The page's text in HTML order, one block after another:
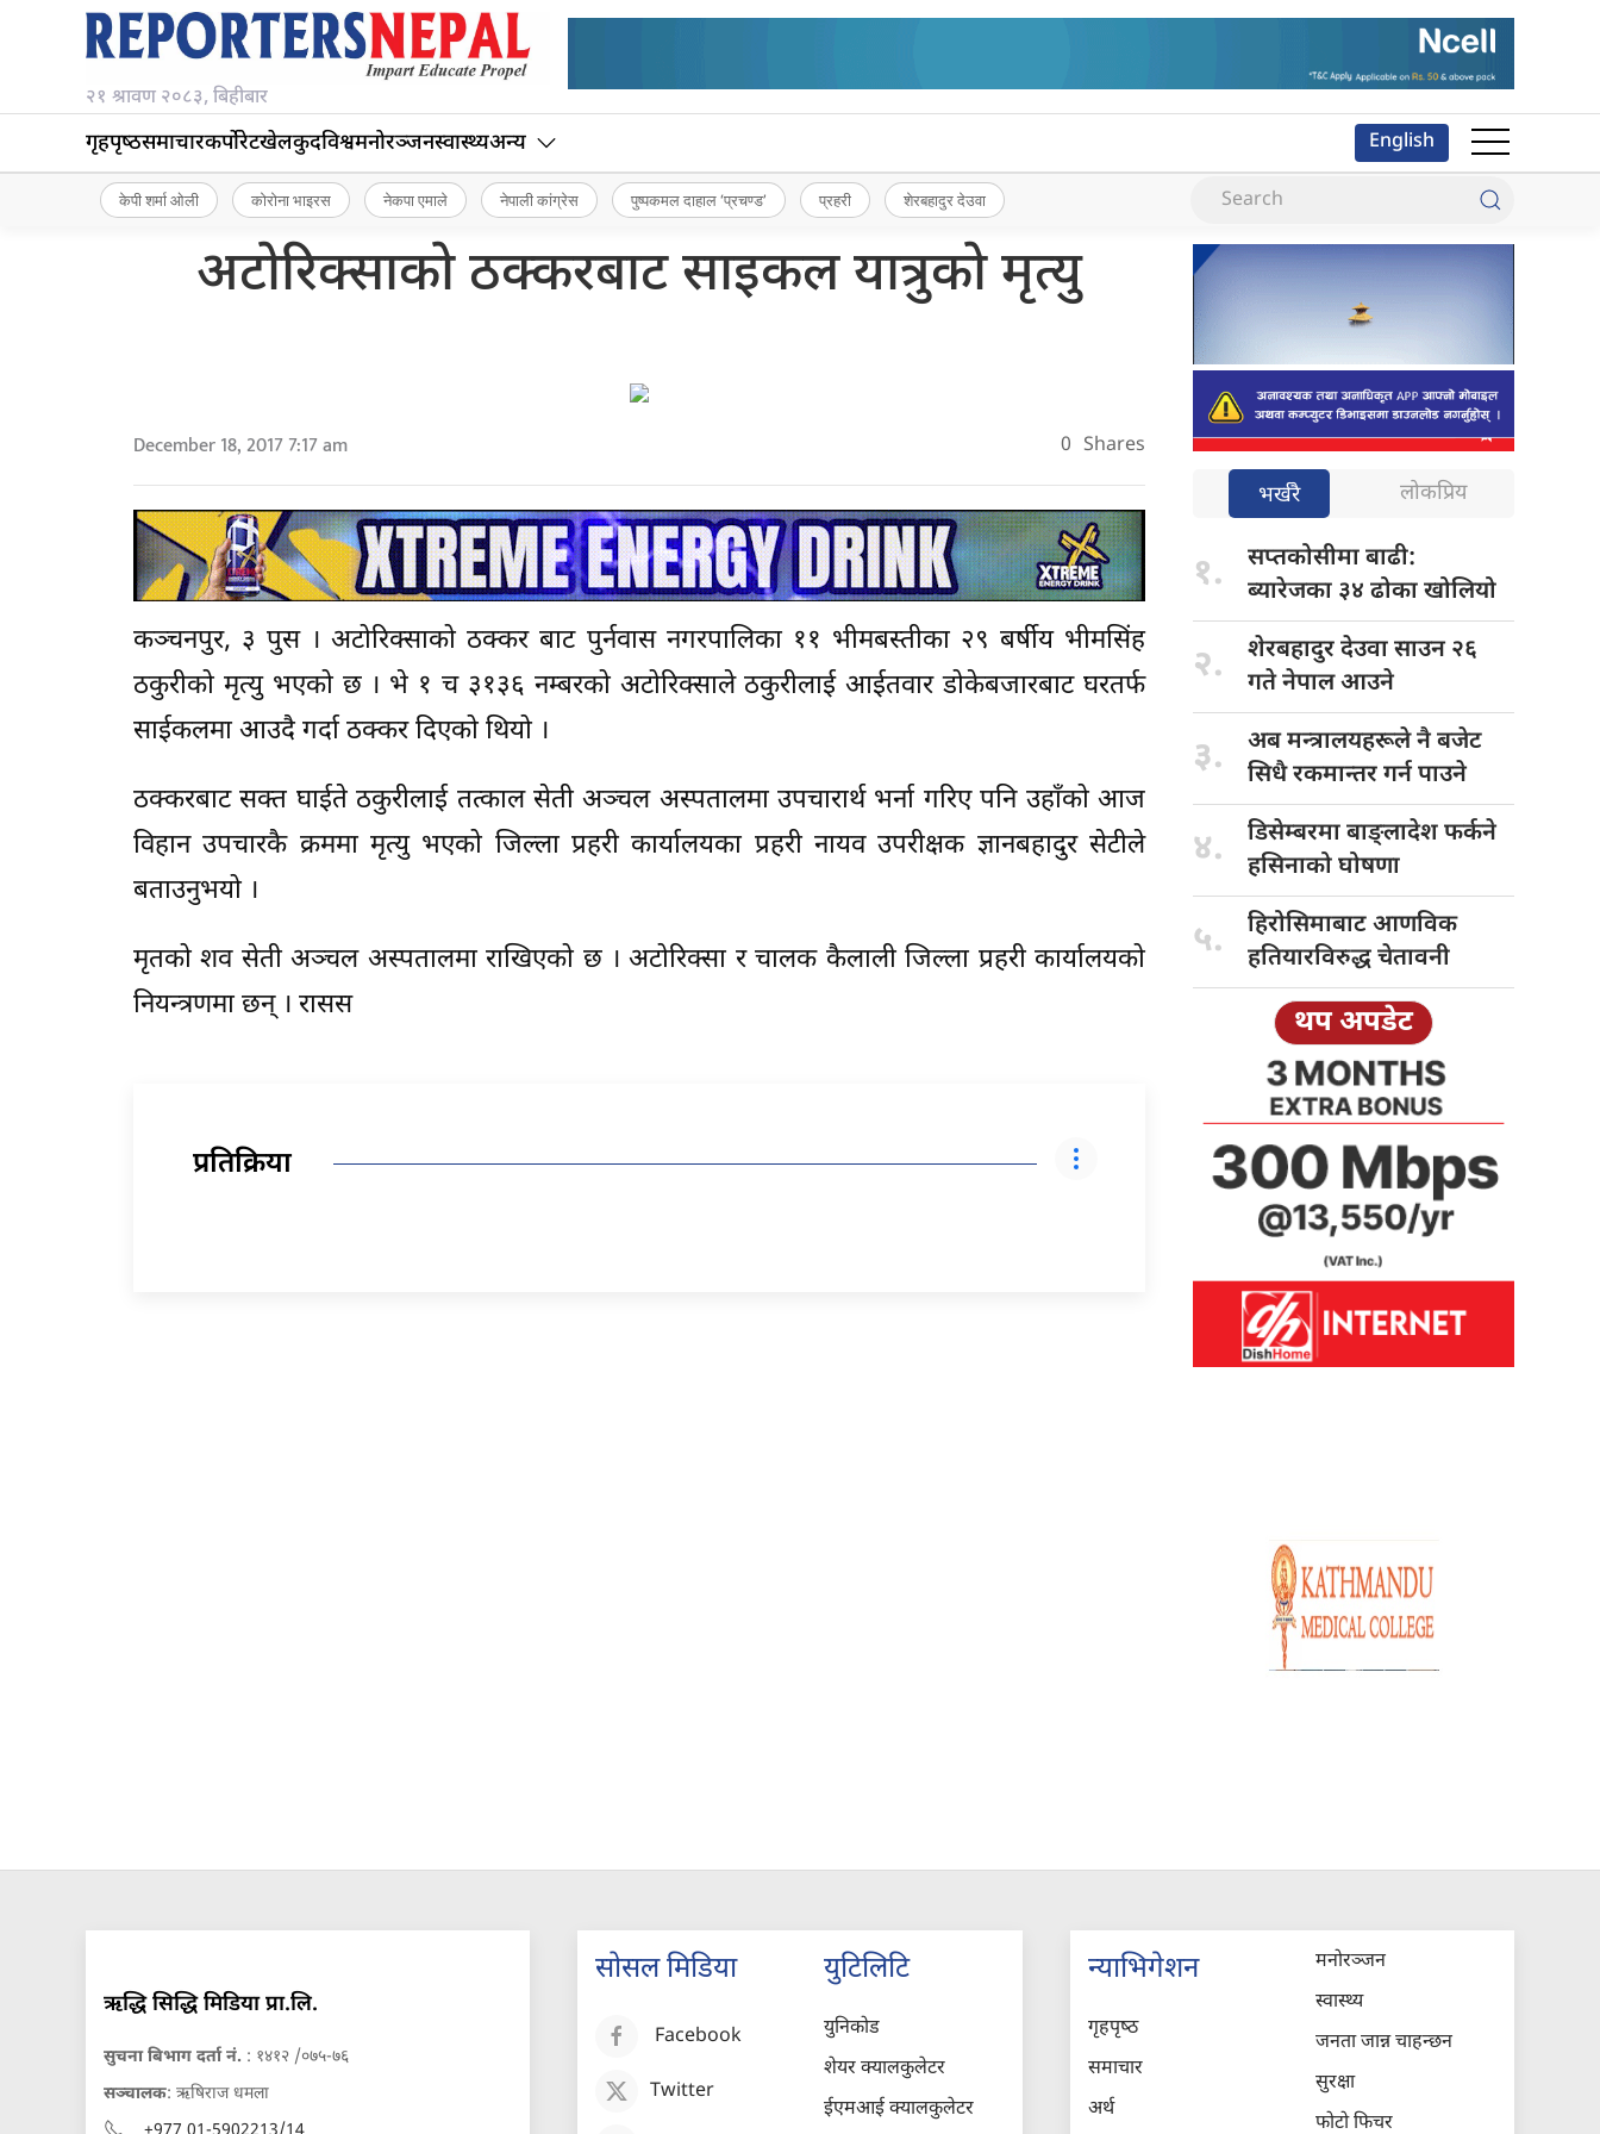
२१ श्रावण २०८३, बिहीबार
गृहपृष्‍ठसमाचारकर्पोरेटखेलकुदविश्वमनोरञ्जनस्वास्थ्यअन्य English
केपी शर्मा ओली कोरोना भाइरस नेकपा एमाले नेपाली कांग्रेस पुष्पकमल दाहाल ‘प्रचण्ड’ प्रहरी शेरबहादुर देउवा
अटोरिक्साको ठक्करबाट साइकल यात्रुको मृत्यु
December 18, 2017 7:17 am 0 Shares
कञ्चनपुर, ३ पुस । अटोरिक्साको ठक्कर बाट पुर्नवास नगरपालिका ११ भीमबस्तीका २९ बर्षीय भीमसिंह
ठकुरीको मृत्यु भएको छ । भे १ च ३१३६ नम्बरको अटोरिक्साले ठकुरीलाई आईतवार डोकेबजारबाट घरतर्फ
साईकलमा आउदै गर्दा ठक्कर दिएको थियो ।
ठक्करबाट सक्त घाईते ठकुरीलाई तत्काल सेती अञ्चल अस्पतालमा उपचारार्थ भर्ना गरिए पनि उहाँको आज
विहान उपचारकै क्रममा मृत्यु भएको जिल्ला प्रहरी कार्यालयका प्रहरी नायव उपरीक्षक ज्ञानबहादुर सेटीले
बताउनुभयो ।
मृतको शव सेती अञ्चल अस्पतालमा राखिएको छ । अटोरिक्सा र चालक कैलाली जिल्ला प्रहरी कार्यालयको
नियन्त्रणमा छन् । रासस
प्रतिक्रिया
भर्खरै लोकप्रिय
१.
सप्तकोसीमा बाढी:
ब्यारेजका ३४ ढोका खोलियो
२. शेरबहादुर देउवासाउन २६
गते नेपाल आउने
३. अब मन्त्रालयहरूलेनै बजेट
सिधै रकमान्तर गर्न पाउने
४. डिसेम्बरमा बाङ्लादेशफर्कने
हसिनाको घोषणा
५.
हिरोसिमाबाट आणविक
हतियारविरुद्ध चेतावनी
थप अपडेट
ऋद्धि सिद्धि मिडिया प्रा.लि.
सुचना बिभाग दर्ता नं. : १४१२ /०७५-७६
सञ्चालक: ऋषिराज धमला
सोसल मिडिया
Facebook
Twitter
युटिलिटि
युनिकोड
शेयर क्यालकुलेटर
ईएमआई क्यालकुलेटर
न्याभिगेशन
गृहपृष्‍ठ
समाचार
अर्थ
मनोरञ्जन
स्वास्थ्य
जनता जान्न चाहन्छन
सुरक्षा
फोटो फिचर